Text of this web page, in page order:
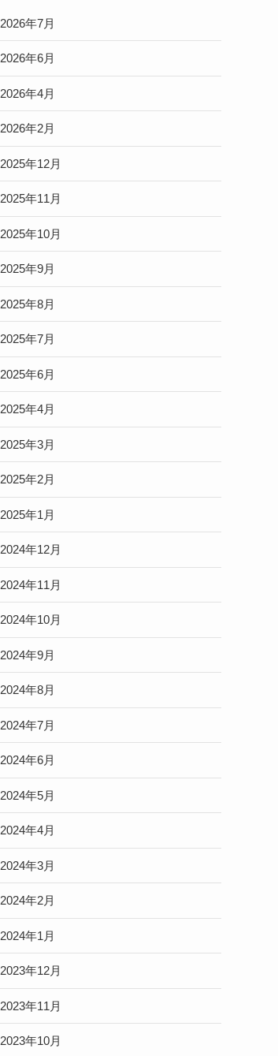
2026年7月
2026年6月
2026年4月
2026年2月
2025年12月
2025年11月
2025年10月
2025年9月
2025年8月
2025年7月
2025年6月
2025年4月
2025年3月
2025年2月
2025年1月
2024年12月
2024年11月
2024年10月
2024年9月
2024年8月
2024年7月
2024年6月
2024年5月
2024年4月
2024年3月
2024年2月
2024年1月
2023年12月
2023年11月
2023年10月